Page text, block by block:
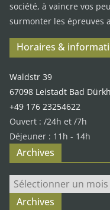
société, à vaincre vos
surmonter les épreuves
Horaires &
Waldstr 39
67098 Leistadt Bad
+49 176 23254622
Ouvert : /24h et /7h
Déjeuner : 11h - 14h
Archives
Archives
Archives